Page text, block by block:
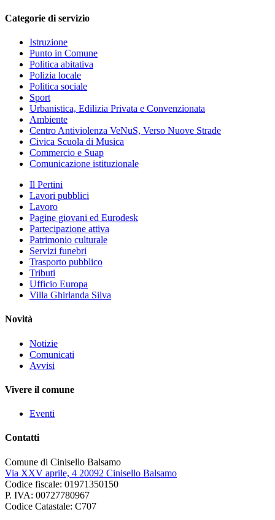
Categorie di servizio
Istruzione
Punto in Comune
Politica abitativa
Polizia locale
Politica sociale
Sport
Urbanistica, Edilizia Privata e Convenzionata
Ambiente
Centro Antiviolenza VeNuS, Verso Nuove Strade
Civica Scuola di Musica
Commercio e Suap
Comunicazione istituzionale
Il Pertini
Lavori pubblici
Lavoro
Pagine giovani ed Eurodesk
Partecipazione attiva
Patrimonio culturale
Servizi funebri
Trasporto pubblico
Tributi
Ufficio Europa
Villa Ghirlanda Silva
Novità
Notizie
Comunicati
Avvisi
Vivere il comune
Eventi
Contatti
Comune di Cinisello Balsamo
Via XXV aprile, 4 20092 Cinisello Balsamo
Codice fiscale: 01971350150
P. IVA: 00727780967
Codice Catastale: C707